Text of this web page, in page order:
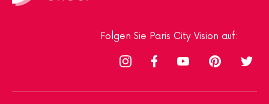
Folgen Sie Paris City Vision auf: